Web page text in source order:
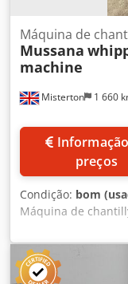
Misterton 1 660
Máquina de
Mussana
machine
preços
Condição: bom
Máquina de
4l de creme e
Tnzwepfx Apwoa